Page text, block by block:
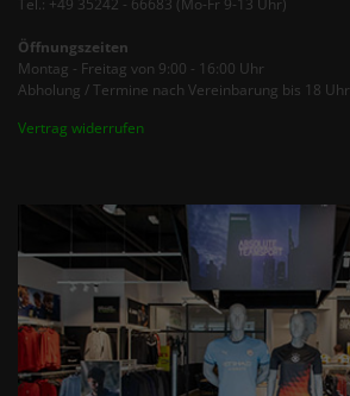
Tel.: +49 35242 - 66683 (Mo-Fr 9-13 Uhr)
Öffnungszeiten
Montag - Freitag von 9:00 - 16:00 Uhr
Abholung / Termine nach Vereinbarung bis 18 Uhr
Vertrag widerrufen